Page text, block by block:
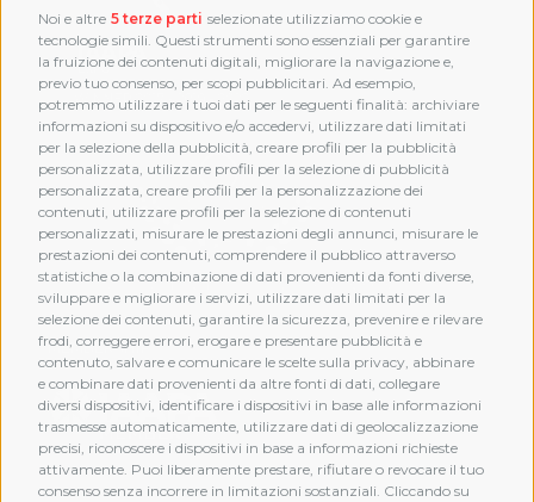
Noi e altre 5 terze parti selezionate utilizziamo cookie e
tecnologie simili. Questi strumenti sono essenziali per garantire
la fruizione dei contenuti digitali, migliorare la navigazione e,
previo tuo consenso, per scopi pubblicitari. Ad esempio,
potremmo utilizzare i tuoi dati per le seguenti finalità: archiviare
informazioni su dispositivo e/o accedervi, utilizzare dati limitati
per la selezione della pubblicità, creare profili per la pubblicità
personalizzata, utilizzare profili per la selezione di pubblicità
personalizzata, creare profili per la personalizzazione dei
contenuti, utilizzare profili per la selezione di contenuti
personalizzati, misurare le prestazioni degli annunci, misurare le
prestazioni dei contenuti, comprendere il pubblico attraverso
statistiche o la combinazione di dati provenienti da fonti diverse,
sviluppare e migliorare i servizi, utilizzare dati limitati per la
selezione dei contenuti, garantire la sicurezza, prevenire e rilevare
frodi, correggere errori, erogare e presentare pubblicità e
contenuto, salvare e comunicare le scelte sulla privacy, abbinare
e combinare dati provenienti da altre fonti di dati, collegare
diversi dispositivi, identificare i dispositivi in base alle informazioni
trasmesse automaticamente, utilizzare dati di geolocalizzazione
precisi, riconoscere i dispositivi in base a informazioni richieste
attivamente. Puoi liberamente prestare, rifiutare o revocare il tuo
consenso senza incorrere in limitazioni sostanziali. Cliccando su
MEMBERSHIP